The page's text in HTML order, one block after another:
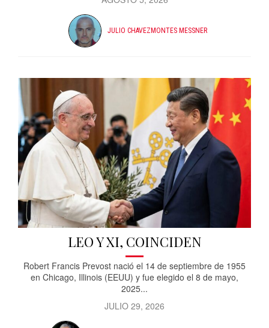
JULIO CHAVEZMONTES MESSNER
LEO Y XI, COINCIDEN
Robert Francis Prevost nació el 14 de septiembre de 1955
en Chicago, Illinois (EEUU) y fue elegido el 8 de mayo,
2025...
JULIO 29, 2026